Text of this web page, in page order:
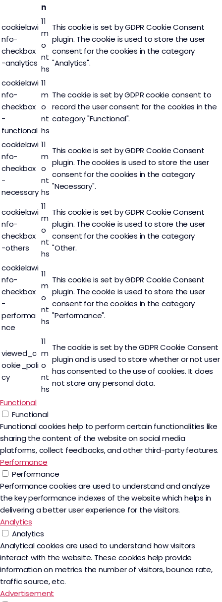
n
cookielawi
nfo-
checkbox
-analytics
11
m
o
nt
hs
This cookie is set by GDPR Cookie Consent
plugin. The cookie is used to store the user
consent for the cookies in the category
"Analytics".
cookielawi
nfo-
checkbox
-
functional
11
m
o
nt
hs
The cookie is set by GDPR cookie consent to
record the user consent for the cookies in the
category "Functional".
cookielawi
nfo-
checkbox
-
necessary
11
m
o
nt
hs
This cookie is set by GDPR Cookie Consent
plugin. The cookies is used to store the user
consent for the cookies in the category
"Necessary".
cookielawi
nfo-
checkbox
-others
11
m
o
nt
hs
This cookie is set by GDPR Cookie Consent
plugin. The cookie is used to store the user
consent for the cookies in the category
"Other.
cookielawi
nfo-
checkbox
-
performa
nce
11
m
o
nt
hs
This cookie is set by GDPR Cookie Consent
plugin. The cookie is used to store the user
consent for the cookies in the category
"Performance".
viewed_c
ookie_poli
cy
11
m
o
nt
hs
The cookie is set by the GDPR Cookie Consent
plugin and is used to store whether or not user
has consented to the use of cookies. It does
not store any personal data.
Functional
Functional
Functional cookies help to perform certain functionalities like
sharing the content of the website on social media
platforms, collect feedbacks, and other third-party features.
Performance
Performance
Performance cookies are used to understand and analyze
the key performance indexes of the website which helps in
delivering a better user experience for the visitors.
Analytics
Analytics
Analytical cookies are used to understand how visitors
interact with the website. These cookies help provide
information on metrics the number of visitors, bounce rate,
traffic source, etc.
Advertisement